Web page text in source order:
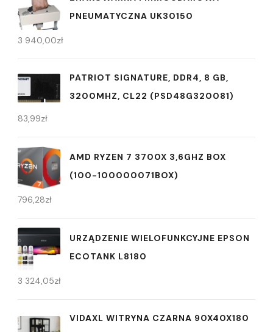
PNEUMATYCZNA UK30150
3 940,00zł
PATRIOT SIGNATURE, DDR4, 8 GB,
3200MHZ, CL22 (PSD48G320081)
83,99zł
AMD RYZEN 7 3700X 3,6GHZ BOX
(100-100000071BOX)
796,28zł
URZĄDZENIE WIELOFUNKCYJNE EPSON
ECOTANK L8180
3 324,05zł
VIDAXL WITRYNA CZARNA 90X40X180